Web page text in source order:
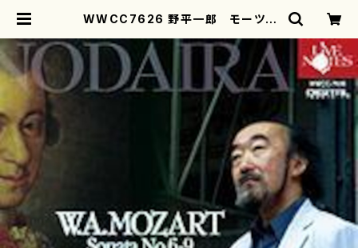
WWCC7626 野平一郎 モーツァ
平一郎/CD) | motherearth